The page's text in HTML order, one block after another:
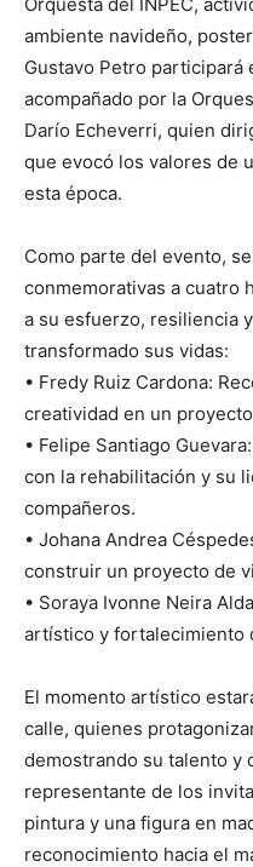
ambiente navideño,
Gustavo Petro participará
acompañado por la
Darío Echeverri, quien
que evocó los valores de
esta época.
Como parte del evento,
conmemorativas a cuatro
a su esfuerzo, resiliencia
transformado sus vidas:
• Fredy Ruiz Cardona:
creatividad en un
• Felipe Santiago
con la rehabilitación y su
compañeros.
• Johana Andrea
construir un proyecto de
• Soraya Ivonne Neira
artístico y fortalecimiento
El momento artístico
calle, quienes
demostrando su talento y
representante de los
pintura y una figura en
reconocimiento hacia el